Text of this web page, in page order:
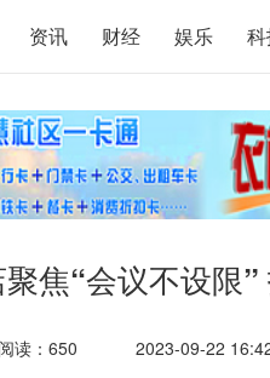
资讯 财经 娱乐
焦“会议不设限
阅读：650 2023-09-22